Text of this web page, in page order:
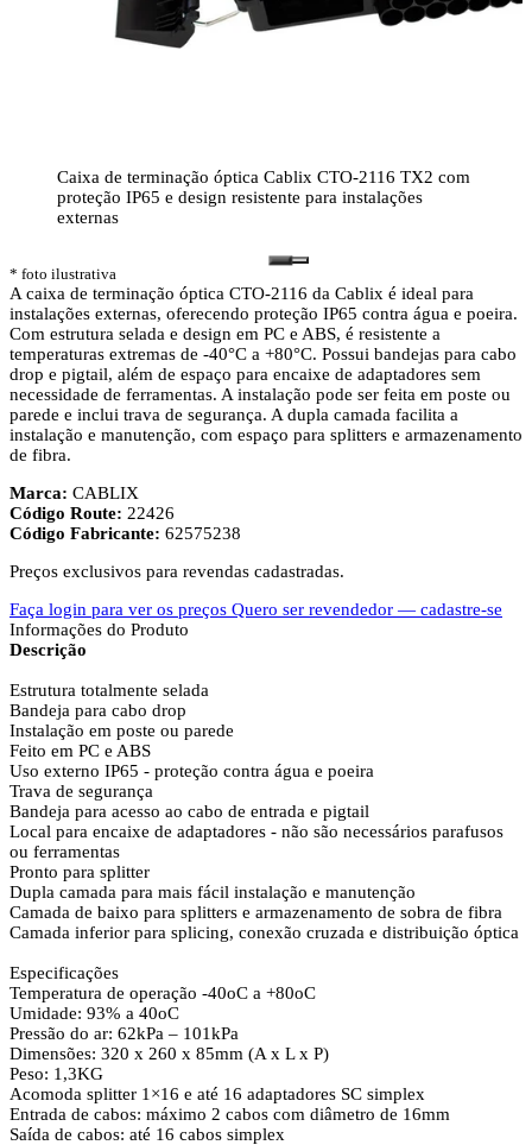
Caixa de terminação óptica Cablix CTO-2116 TX2 com
proteção IP65 e design resistente para instalações
externas
* foto ilustrativa
A caixa de terminação óptica CTO-2116 da Cablix é ideal para
instalações externas, oferecendo proteção IP65 contra água e poeira.
Com estrutura selada e design em PC e ABS, é resistente a
temperaturas extremas de -40°C a +80°C. Possui bandejas para cabo
drop e pigtail, além de espaço para encaixe de adaptadores sem
necessidade de ferramentas. A instalação pode ser feita em poste ou
parede e inclui trava de segurança. A dupla camada facilita a
instalação e manutenção, com espaço para splitters e armazenamento
de fibra.
Marca: CABLIX
Código Route: 22426
Código Fabricante: 62575238
Preços exclusivos para revendas cadastradas.
Faça login para ver os preços Quero ser revendedor — cadastre-se
Informações do Produto
Descrição
Estrutura totalmente selada
Bandeja para cabo drop
Instalação em poste ou parede
Feito em PC e ABS
Uso externo IP65 - proteção contra água e poeira
Trava de segurança
Bandeja para acesso ao cabo de entrada e pigtail
Local para encaixe de adaptadores - não são necessários parafusos
ou ferramentas
Pronto para splitter
Dupla camada para mais fácil instalação e manutenção
Camada de baixo para splitters e armazenamento de sobra de fibra
Camada inferior para splicing, conexão cruzada e distribuição óptica
Especificações
Temperatura de operação -40oC a +80oC
Umidade: 93% a 40oC
Pressão do ar: 62kPa – 101kPa
Dimensões: 320 x 260 x 85mm (A x L x P)
Peso: 1,3KG
Acomoda splitter 1×16 e até 16 adaptadores SC simplex
Entrada de cabos: máximo 2 cabos com diâmetro de 16mm
Saída de cabos: até 16 cabos simplex